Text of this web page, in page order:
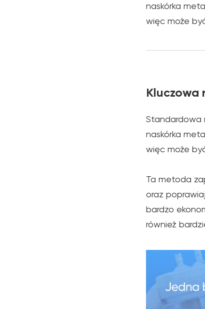
naskórka
więc może
Kluczowa
Standardowa
naskórka
więc może
Ta metoda
oraz
bardzo
również